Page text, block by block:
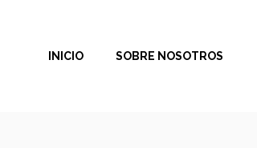
contenidoINICIO SOBRE NOSOTROS